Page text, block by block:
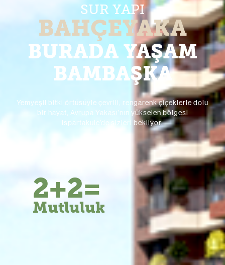
SUR YAPI
BAHÇEYAKA
BURADA YAŞAM
BAMBAŞKA
Yemyeşil bitki örtüsüyle çevrili, rengarenk çiçeklerle dolu
bir hayat, Avrupa Yakası’nın yükselen bölgesi
Ispartakule’de sizleri bekliyor.
2+2=
Mutluluk
BAHÇEYAKA'DA AVANTAJ ÇOK